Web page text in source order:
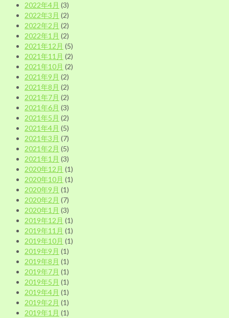
2022年4月 (3)
2022年3月 (2)
2022年2月 (2)
2022年1月 (2)
2021年12月 (5)
2021年11月 (2)
2021年10月 (2)
2021年9月 (2)
2021年8月 (2)
2021年7月 (2)
2021年6月 (3)
2021年5月 (2)
2021年4月 (5)
2021年3月 (7)
2021年2月 (5)
2021年1月 (3)
2020年12月 (1)
2020年10月 (1)
2020年9月 (1)
2020年2月 (7)
2020年1月 (3)
2019年12月 (1)
2019年11月 (1)
2019年10月 (1)
2019年9月 (1)
2019年8月 (1)
2019年7月 (1)
2019年5月 (1)
2019年4月 (1)
2019年2月 (1)
2019年1月 (1)